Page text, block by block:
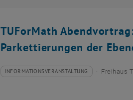
TUForMath
Parkettierungen der
Veranstaltungstyp:
INFORMATIONSVERANSTALTUNG
Veranstaltungsort: Freihaus